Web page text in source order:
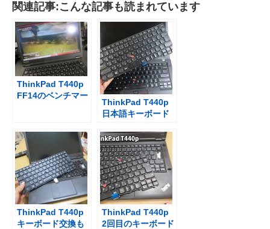
関連記事:こんな記事も読まれています
ThinkPad T440p
FF14のベンチマー
ThinkPad T440p
日本語キーボード
が届いた
ThinkPad T440p
キーボード交換も
ThinkPad T440p
2回目のキーボード